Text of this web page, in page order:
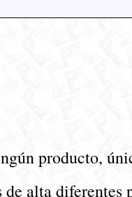
producto,
de alta